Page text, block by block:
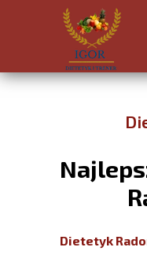
Dietetyk